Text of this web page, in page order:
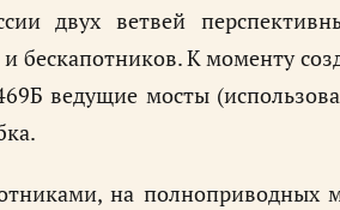
двух ветвей
бескапотников. К моменту
ведущие мосты
на полноприводных